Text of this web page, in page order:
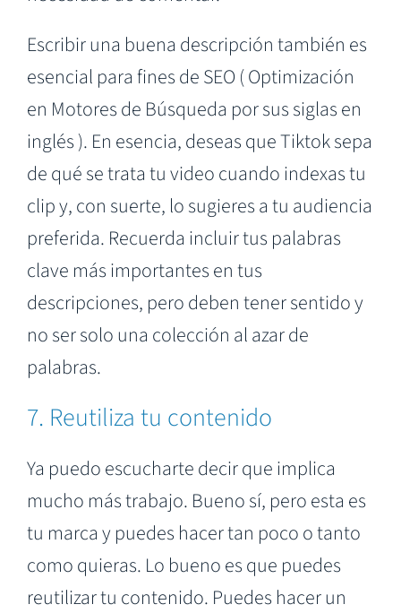
Escribir una buena descripción también es
esencial para fines de SEO ( Optimización
en Motores de Búsqueda por sus siglas en
inglés ). En esencia, deseas que Tiktok sepa
de qué se trata tu video cuando indexas tu
clip y, con suerte, lo sugieres a tu audiencia
preferida. Recuerda incluir tus palabras
clave más importantes en tus
descripciones, pero deben tener sentido y
no ser solo una colección al azar de
palabras.
7. Reutiliza tu contenido
Ya puedo escucharte decir que implica
mucho más trabajo. Bueno sí, pero esta es
tu marca y puedes hacer tan poco o tanto
como quieras. Lo bueno es que puedes
reutilizar tu contenido. Puedes hacer un